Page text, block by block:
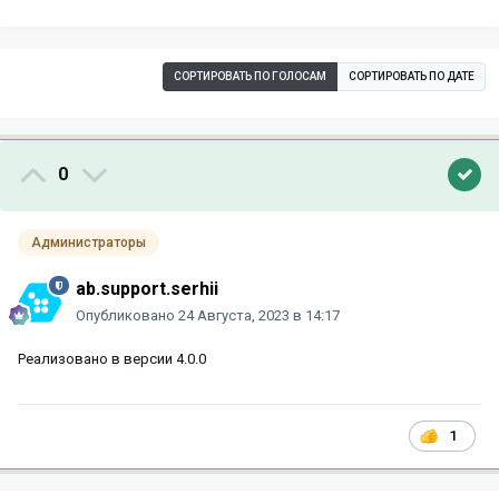
СОРТИРОВАТЬ ПО ГОЛОСАМ СОРТИРОВАТЬ ПО ДАТЕ
0
Администраторы
ab.support.serhii
Опубликовано 24 Августа, 2023 в 14:17
Реализовано в версии 4.0.0
1